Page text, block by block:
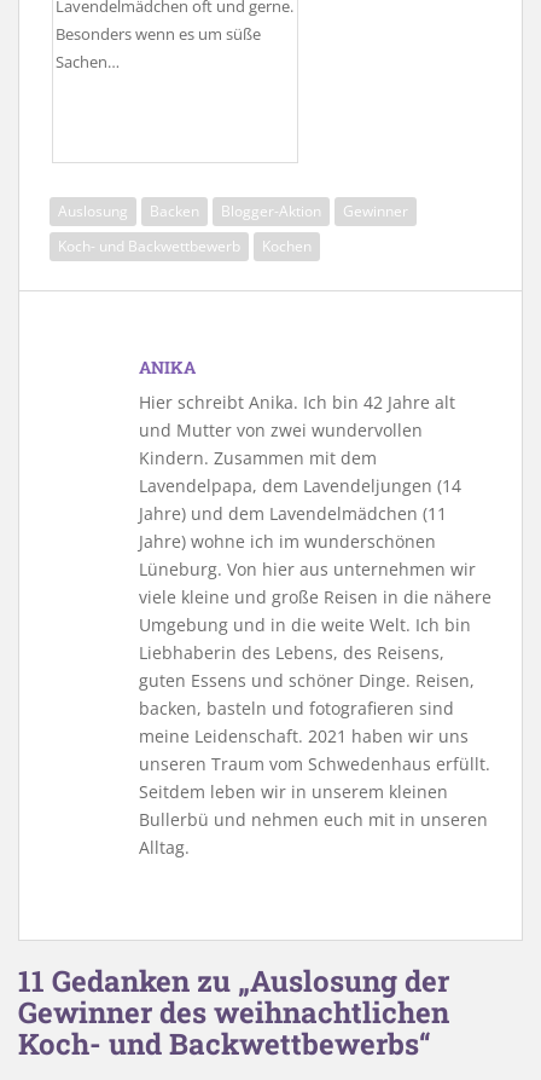
Lavendelmädchen oft und gerne.
Besonders wenn es um süße
Sachen…
Auslosung Backen Blogger-Aktion
Gewinner
Koch- und Backwettbewerb
Kochen
ANIKA
Hier schreibt Anika. Ich bin 42 Jahre alt
und Mutter von zwei wundervollen
Kindern. Zusammen mit dem
Lavendelpapa, dem Lavendeljungen (14
Jahre) und dem Lavendelmädchen (11
Jahre) wohne ich im wunderschönen
Lüneburg. Von hier aus unternehmen wir
viele kleine und große Reisen in die nähere
Umgebung und in die weite Welt. Ich bin
Liebhaberin des Lebens, des Reisens,
guten Essens und schöner Dinge. Reisen,
backen, basteln und fotografieren sind
meine Leidenschaft. 2021 haben wir uns
unseren Traum vom Schwedenhaus erfüllt.
Seitdem leben wir in unserem kleinen
Bullerbü und nehmen euch mit in unseren
Alltag.
11 Gedanken zu „Auslosung der
Gewinner des weihnachtlichen
Koch- und Backwettbewerbs“